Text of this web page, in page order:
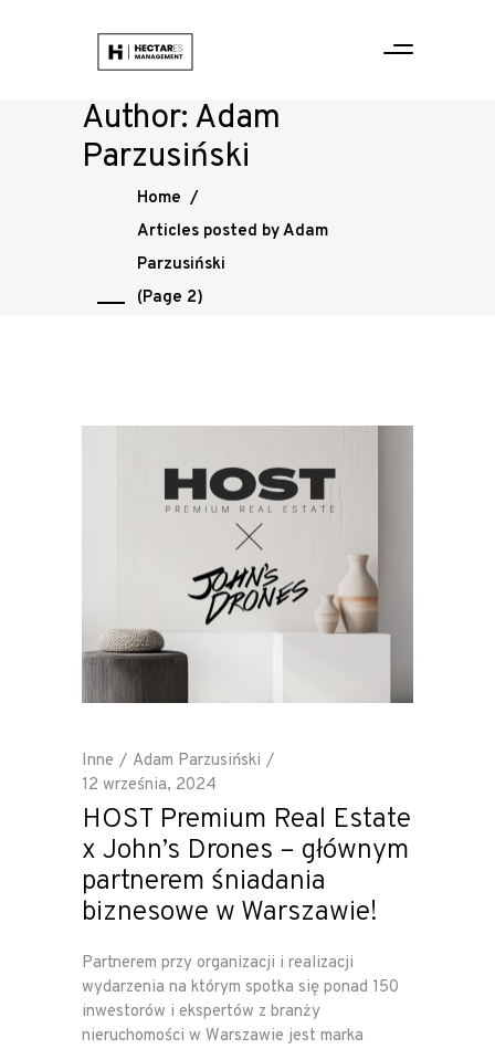
Author: Adam
Parzusiński
Home /
Articles posted by Adam
Parzusiński
(Page 2)
Inne
Adam Parzusiński
12 września, 2024
HOST Premium Real Estate
x John’s Drones – głównym
partnerem śniadania
biznesowe w Warszawie!
Partnerem przy organizacji i realizacji
wydarzenia na którym spotka się ponad 150
inwestorów i ekspertów z branży
nieruchomości w Warszawie jest marka